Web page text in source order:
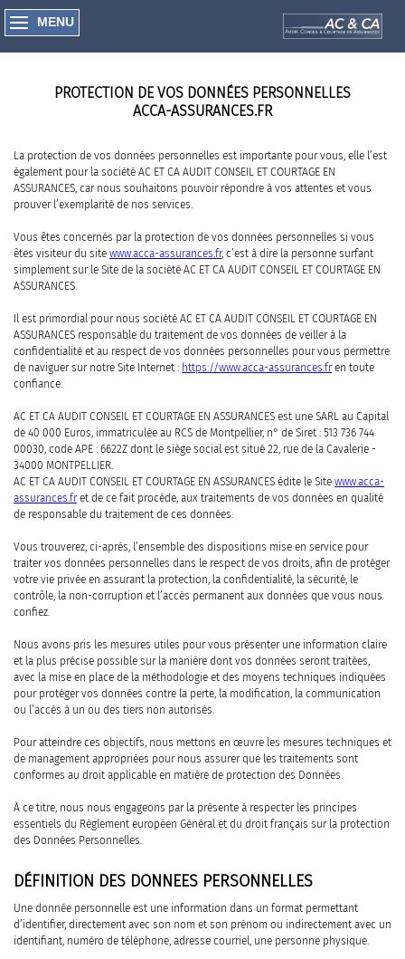
MENU
PROTECTION DE VOS DONNÉES PERSONNELLES
ACCA-ASSURANCES.FR
La protection de vos données personnelles est importante pour vous, elle l’est
également pour la société AC ET CA AUDIT CONSEIL ET COURTAGE EN
ASSURANCES, car nous souhaitons pouvoir répondre à vos attentes et vous
prouver l’exemplarité de nos services.
Vous êtes concernés par la protection de vos données personnelles si vous
êtes visiteur du site www.acca-assurances.fr, c’est à dire la personne surfant
simplement sur le Site de la société AC ET CA AUDIT CONSEIL ET COURTAGE EN
ASSURANCES.
Il est primordial pour nous société AC ET CA AUDIT CONSEIL ET COURTAGE EN
ASSURANCES responsable du traitement de vos données de veiller à la
confidentialité et au respect de vos données personnelles pour vous permettre
de naviguer sur notre Site Internet : https://www.acca-assurances.fren toute
confiance.
AC ET CA AUDIT CONSEIL ET COURTAGE EN ASSURANCES est une SARL au Capital
de 40 000 Euros, immatriculée au RCS de Montpellier, n° de Siret : 513 736 744
00030, code APE : 6622Z dont le siège social est situé 22, rue de la Cavalerie -
34000 MONTPELLIER.
AC ET CA AUDIT CONSEIL ET COURTAGE EN ASSURANCES édite le Site www.acca-
assurances.fret de ce fait procède, aux traitements de vos données en qualité
de responsable du traitement de ces données.
Vous trouverez, ci-après, l’ensemble des dispositions mise en service pour
traiter vos données personnelles dans le respect de vos droits, afin de protéger
votre vie privée en assurant la protection, la confidentialité, la sécurité, le
contrôle, la non-corruption et l’accès permanent aux données que vous nous
confiez.
Nous avons pris les mesures utiles pour vous présenter une information claire
et la plus précise possible sur la manière dont vos données seront traitées,
avec la mise en place de la méthodologie et des moyens techniques indiquées
pour protéger vos données contre la perte, la modification, la communication
ou l’accès à un ou des tiers non autorisés.
Pour atteindre ces objectifs, nous mettons en œuvre les mesures techniques et
de management appropriées pour nous assurer que les traitements sont
conformes au droit applicable en matière de protection des Données.
À ce titre, nous nous engageons par la présente à respecter les principes
essentiels du Règlement européen Général et du droit français sur la protection
des Données Personnelles.
DÉFINITION DES DONNEES PERSONNELLES
Une donnée personnelle est une information dans un format permettant
d’identifier, directement avec son nom et son prénom ou indirectement avec un
identifiant, numéro de téléphone, adresse courriel, une personne physique.